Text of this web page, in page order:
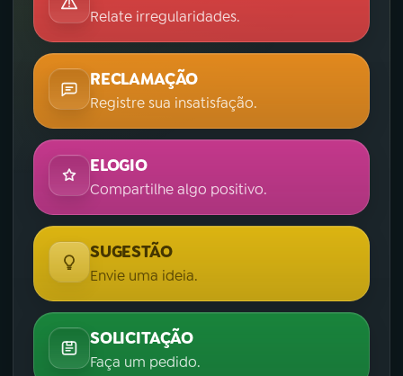
Relate irregularidades.
RECLAMAÇÃO
Registre sua insatisfação.
ELOGIO
Compartilhe algo positivo.
SUGESTÃO
Envie uma ideia.
SOLICITAÇÃO
Faça um pedido.